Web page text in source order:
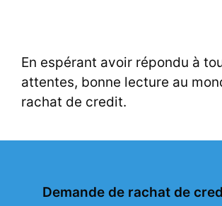
En espérant avoir répondu à
attentes, bonne lecture au
rachat de credit.
Demande de rachat de